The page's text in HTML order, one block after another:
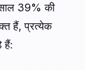
39% की
हैं, प्रत्येक
हैं: